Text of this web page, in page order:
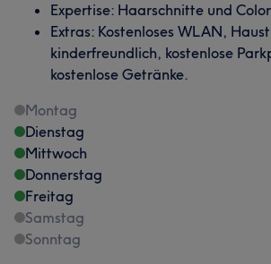
Expertise: Haarschnitte und
Extras: Kostenloses WLAN,
kinderfreundlich, kostenlose
kostenlose Getränke.
Montag
Dienstag
Mittwoch
Donnerstag
Freitag
Samstag
Sonntag